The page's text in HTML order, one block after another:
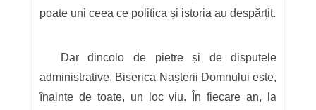
poate uni ceea ce politica și istoria au despărțit.
Dar dincolo de pietre și de disputele
administrative, Biserica Nașterii Domnului este,
înainte de toate, un loc viu. În fiecare an, la